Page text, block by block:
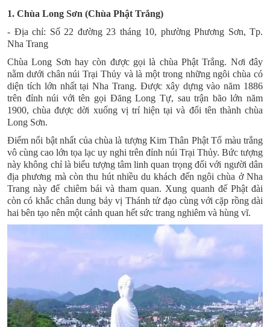
1. Chùa Long Sơn (Chùa Phật Trắng)
- Địa chỉ: Số 22 đường 23 tháng 10, phường Phương Sơn, Tp.
Nha Trang
Chùa Long Sơn hay còn được gọi là chùa Phật Trắng. Nơi đây
nằm dưới chân núi Trại Thủy và là một trong những ngôi chùa có
diện tích lớn nhất tại Nha Trang. Được xây dựng vào năm 1886
trên đỉnh núi với tên gọi Đăng Long Tự, sau trận bão lớn năm
1900, chùa được dời xuống vị trí hiện tại và đổi tên thành chùa
Long Sơn.
Điểm nổi bật nhất của chùa là tượngKim Thân Phật Tổ màu trắng
vô cùng cao lớn tọa lạc uy nghi trên đỉnh núi Trại Thủy. Bức tượng
này không chỉ là biểu tượng tâm linh quan trọng đối với người dân
địa phương mà còn thu hút nhiều du khách đến ngôi chùa ở Nha
Trang này để chiêm bái và tham quan. Xung quanh đế Phật đài
còn có khắc chân dung bảy vị Thánh tử đạo cùng với cặp rồng dài
hai bên tạo nên một cảnh quan hết sức trang nghiêm và hùng vĩ.